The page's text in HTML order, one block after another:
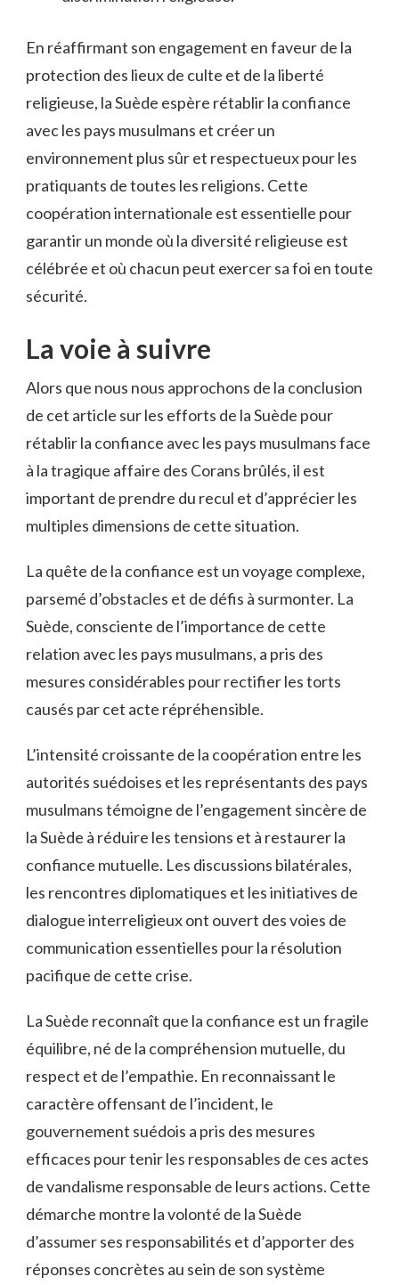
En réaffirmant son engagement en faveur de la
protection des lieux de culte et de la liberté
religieuse, la Suède⁢ espère rétablir la confiance
avec les pays musulmans⁣ et créer un
environnement plus sûr⁣ et respectueux ‍pour les⁤
pratiquants de toutes les religions. Cette
‍coopération internationale est ‌essentielle pour
garantir‌ un monde où la diversité religieuse est
célébrée et où ‌chacun peut exercer sa foi en toute
sécurité.
La voie à suivre
Alors‍ que nous nous approchons de la‌ conclusion
‍de⁣ cet article sur les efforts ⁢de ⁣la‍ Suède⁢ pour
rétablir la confiance avec les pays musulmans face
⁢à ​la tragique affaire des​ Corans brûlés, il ⁤est
important ‍de​ prendre‍ du recul et​ d’apprécier les
multiples dimensions de cette⁣ situation.
La quête de la confiance est‌ un​ voyage complexe,⁣
parsemé d’obstacles et de ⁢défis‌ à ⁤surmonter. ​La
Suède,‍ consciente de l’importance de ⁣cette
relation avec les pays musulmans, ‍a ‌pris des
mesures considérables pour rectifier⁢ les torts
causés par cet ⁣acte répréhensible.
L’intensité croissante de la ⁣coopération entre les
autorités suédoises et les représentants⁣ des pays⁤
musulmans témoigne ‍de⁤ l’engagement sincère de
la‌ Suède à réduire ​les‍ tensions et​ à restaurer la
confiance mutuelle. Les discussions ⁢bilatérales,
les rencontres ⁤diplomatiques et les initiatives de​
dialogue interreligieux‍ ont ouvert des voies de
communication ⁤essentielles ‍pour la‍ résolution
pacifique de cette crise.
La Suède reconnaît que ‌la⁣ confiance ⁢est ‌un fragile​
équilibre,‌ né ⁤de la ⁣compréhension mutuelle, du
respect et ‌de​ l’empathie. En reconnaissant le⁤
caractère‌ offensant de l’incident, le
gouvernement ‍suédois a pris ‌des mesures
efficaces ‌pour ​tenir les responsables de⁢ ces actes
de​ vandalisme responsable de⁣ leurs actions. Cette
démarche montre la volonté ⁤de la‍ Suède
d’assumer ses​ responsabilités et d’apporter des
réponses concrètes au‍ sein de son système